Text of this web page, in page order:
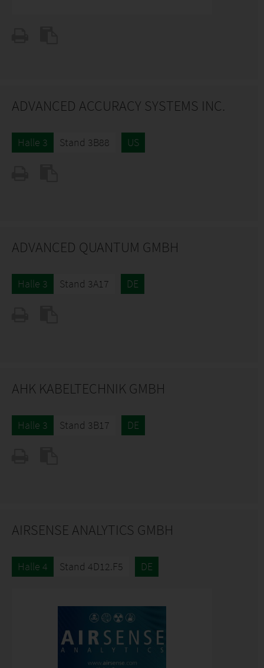
ADVANCED ACCURACY SYSTEMS INC.
Halle 3 Stand 3B88 US
ADVANCED QUANTUM GMBH
Halle 3 Stand 3A17 DE
AHK KABELTECHNIK GMBH
Halle 3 Stand 3B17 DE
AIRSENSE ANALYTICS GMBH
Halle 4 Stand 4D12.F5 DE